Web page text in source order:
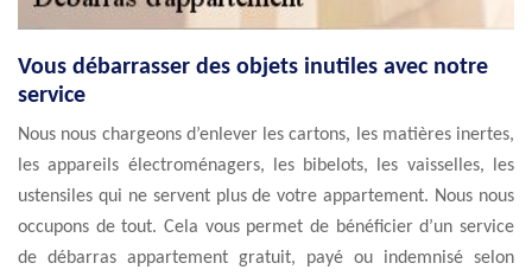
Vous débarrasser des objets inutiles avec notre
service
Nous nous chargeons d’enlever les cartons, les matières inertes,
les appareils électroménagers, les bibelots, les vaisselles, les
ustensiles qui ne servent plus de votre appartement. Nous nous
occupons de tout. Cela vous permet de bénéficier d’un service
de débarras appartement gratuit, payé ou indemnisé selon